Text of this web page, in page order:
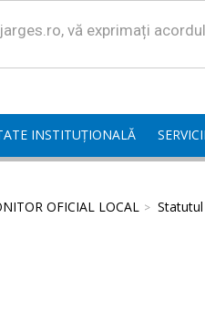
vă exprimați
INSTITUȚIONALĂ
OFICIAL LOCAL